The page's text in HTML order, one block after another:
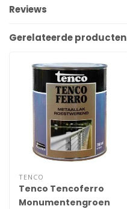
Reviews
Gerelateerde producten
TENCO
Tenco Tencoferro
Monumentengroen